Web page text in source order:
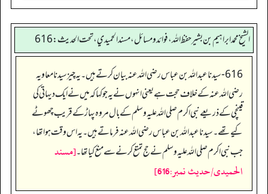
الشيخ محمد ابراهيم بن بشير حفظ الله، فوائد و مسائل، مسند الحميدي، تحت الحديث:616
616- سیدنا عبداللہ بن عباس رضی اللہ عنہ بیان کرتے ہیں۔یہ چیز سیدنا معاویہ
رضی اللہ عنہ کے خلاف حجت ہے یعنی انہوں نے یہ جو کہا کہ میں نے ایک دیہاتی کی
قینچی کے ذریعے نبی اکرم صلی اللہ علیہ وسلم کے بال مروہ پہاڑ کے قریب چھوٹے
کیے تھے۔ سیدنا عبداللہ بن عباس رضی اللہ عنہ فرماتے ہیں۔ یہ اس وقت ہواتھا،
جب نبی اکرم صلی اللہ علیہ وسلم نے حج تمتع کرنے سے منع کیا تھا۔[مسند
الحمیدی/حدیث نمبر:616]